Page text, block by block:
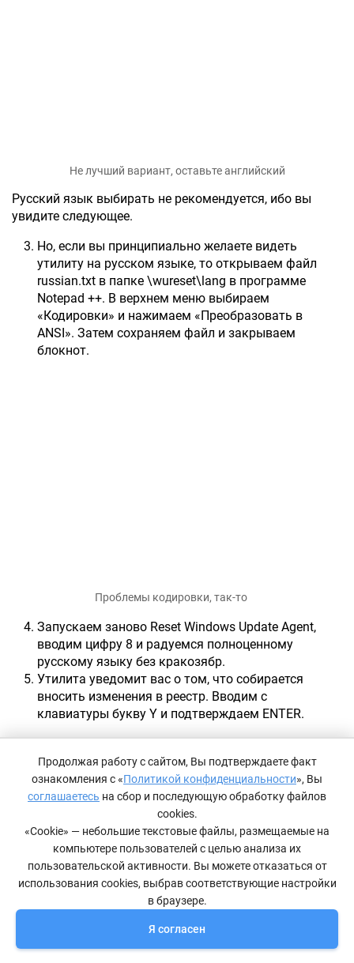
Не лучший вариант, оставьте английский
Русский язык выбирать не рекомендуется, ибо вы
увидите следующее.
Но, если вы принципиально желаете видеть
утилиту на русском языке, то открываем файл
russian.txt в папке \wureset\lang в программе
Notepad ++. В верхнем меню выбираем
«Кодировки» и нажимаем «Преобразовать в
ANSI». Затем сохраняем файл и закрываем
блокнот.
Проблемы кодировки, так-то
Запускаем заново Reset Windows Update Agent,
вводим цифру 8 и радуемся полноценному
русскому языку без кракозябр.
Утилита уведомит вас о том, что собирается
вносить изменения в реестр. Вводим с
клавиатуры букву Y и подтверждаем ENTER.
Продолжая работу с сайтом, Вы подтверждаете факт
ознакомления с «Политикой конфиденциальности», Вы
соглашаетесь на сбор и последующую обработку файлов
cookies.
«Cookie» — небольшие текстовые файлы, размещаемые на
компьютере пользователей с целью анализа их
пользовательской активности. Вы можете отказаться от
использования cookies, выбрав соответствующие настройки
в браузере.
Я согласен